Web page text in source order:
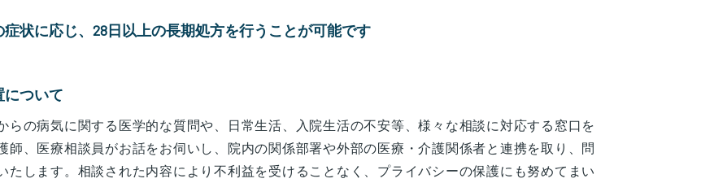
状に応じ、28日以上の長期処方を行うことが可能です
について
らの病気に関する医学的な質問や、日常生活、入院生活の不安等、様々な相談に対応する窓口を
師、医療相談員がお話をお伺いし、院内の関係部署や外部の医療・介護関係者と連携を取り、問
たします。相談された内容により不利益を受けることなく、プライバシーの保護にも努めてまい